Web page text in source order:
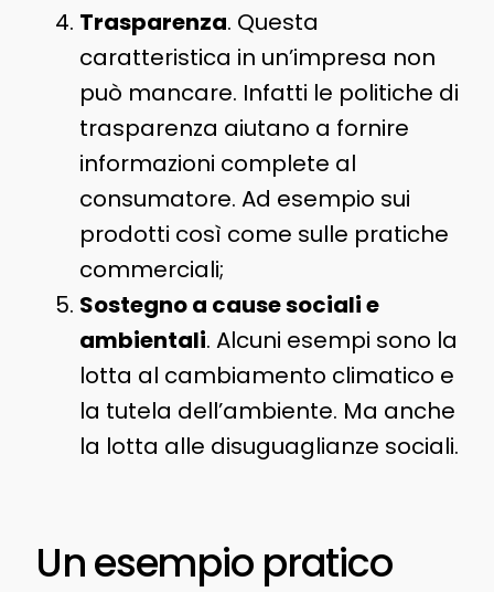
Trasparenza. Questa
caratteristica in un’impresa non
può mancare. Infatti le politiche di
trasparenza aiutano a fornire
informazioni complete al
consumatore. Ad esempio sui
prodotti così come sulle pratiche
commerciali;
Sostegno a cause sociali e
ambientali. Alcuni esempi sono la
lotta al cambiamento climatico e
la tutela dell’ambiente. Ma anche
la lotta alle disuguaglianze sociali.
Un esempio pratico